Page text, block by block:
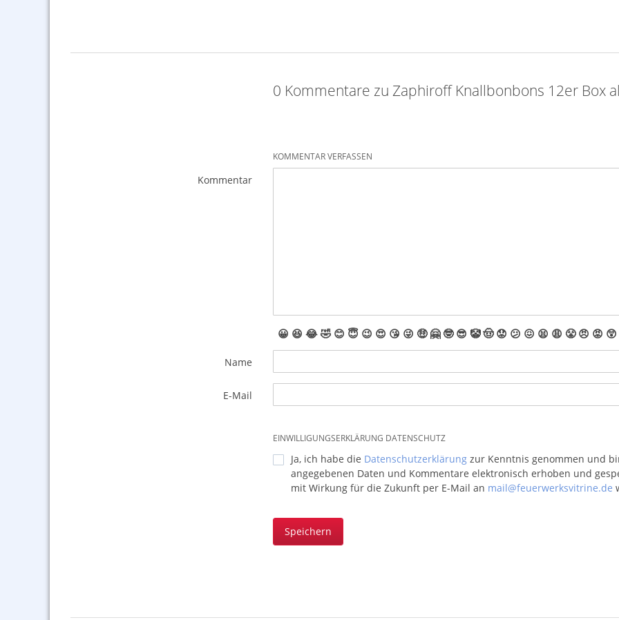
0 Kommentare zu Zaphiroff Knallbonbons 12er Box
KOMMENTAR VERFASSEN
Kommentar
😀 😆 😂🤣 😊 😇 😉 😍 😘 😜 🤑 🤗 🤓 😎 🤡🤠 😟 😕 😖 😫 😩 😤 😠 😡 😲
Name
E-Mail
EINWILLIGUNGSERKLÄRUNG DATENSCHUTZ
Ja, ich habe die Datenschutzerklärungzur Kenntnis genommen und
angegebenen Daten und Kommentare elektronisch erhoben und
mit Wirkung für die Zukunft per E-Mail an mail@feuerwerksvitrine.de
Speichern